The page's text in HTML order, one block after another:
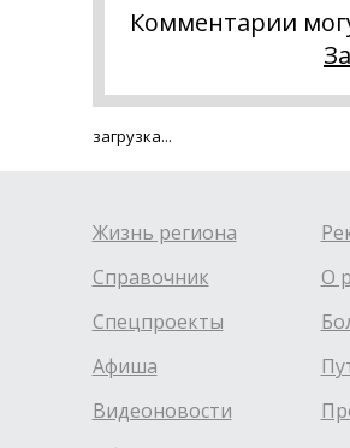
Комментарии
загрузка...
Жизнь региона
Справочник
Спецпроекты
Афиша
Видеоновости
О